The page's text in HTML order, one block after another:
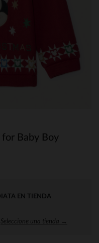
Baby Boy
EN TIENDA
Seleccione una tienda →